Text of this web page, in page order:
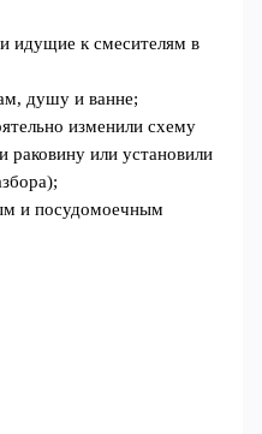
идущие к смесителям в
душу и ванне;
изменили схему
раковину или установили
и посудомоечным